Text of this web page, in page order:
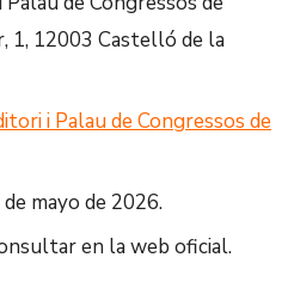
1, 12003 Castelló de la
i Palau de Congressos de
mayo de 2026.
en la web oficial.